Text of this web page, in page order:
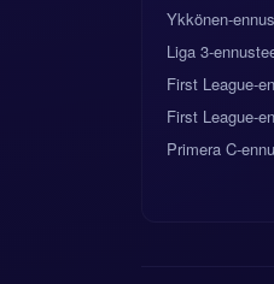
Ykkönen-
Liga 3-
First League-
First League-
Primera C-